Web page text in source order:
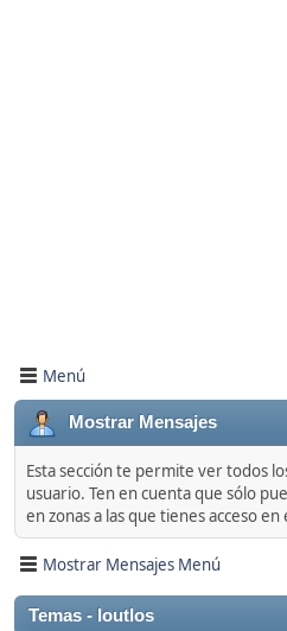
Menú
Mostrar Mensajes
Esta sección te permite ver todos
usuario. Ten en cuenta que sólo
en zonas a las que tienes acceso
Mostrar Mensajes Menú
Temas - loutlos